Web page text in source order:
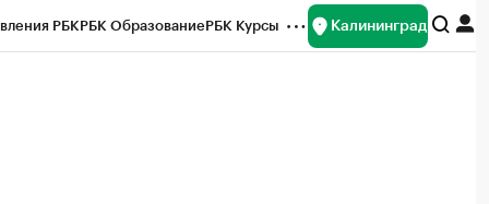
РБКРБК ОбразованиеРБК Курсы Калининград